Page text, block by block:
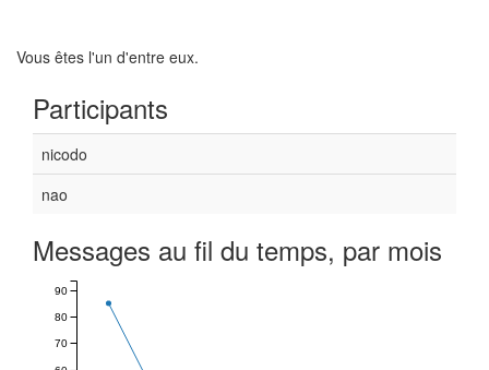
Vous êtes l'un d'entre eux.
Participants
nicodo
nao
Messages au fil du temps, par mois
70
80
90